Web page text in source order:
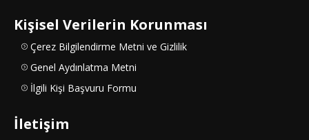
Kişisel Verilerin Korunması
Çerez Bilgilendirme Metni ve Gizlilik
Genel Aydınlatma Metni
İlgili Kişi Başvuru Formu
İletişim